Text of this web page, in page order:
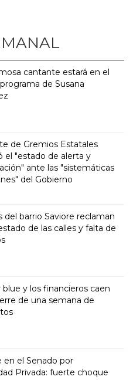
cantante estará en el
de Susana
de Gremios Estatales
el "estado de alerta y
ante las "sistemáticas
del Gobierno
del barrio Saviore reclaman
de las calles y falta de
blue y los financieros caen
de una semana de
en el Senado por
Privada: fuerte choque